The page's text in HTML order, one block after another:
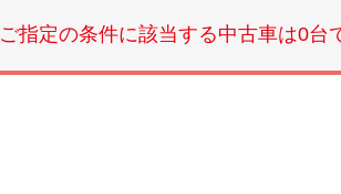
ご指定の条件に該当する中古車は0台